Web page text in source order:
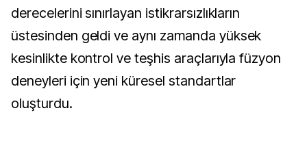
derecelerini sınırlayan istikrarsızlıkların
üstesinden geldi ve aynı zamanda yüksek
kesinlikte kontrol ve teşhis araçlarıyla füzyon
deneyleri için yeni küresel standartlar
oluşturdu.